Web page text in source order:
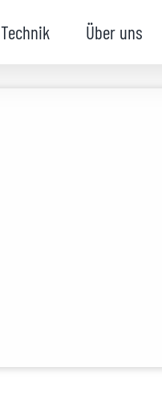
Technik Über uns